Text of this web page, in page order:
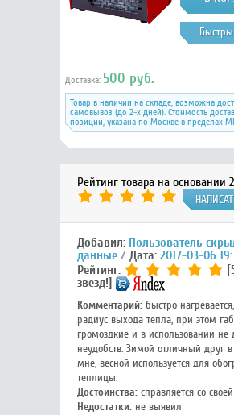
Доставка: 500 руб.
Товар в наличии на складе, возможна
самовывоз (до 2-х дней). Стоимость
позиции, указана по Москве в пределах
Рейтинг товара на основании
Добавил: Пользователь
данные Дата: 2017-03-06
Рейтинг:
звезд!]
Комментарий:быстро
радиус выхода тепла, при этом
громоздкие и в использовании не
неудобств. Зимой отличный друг
мне, весной используется для
теплицы.
Достоинства:справляется со
Недостатки:не выявил